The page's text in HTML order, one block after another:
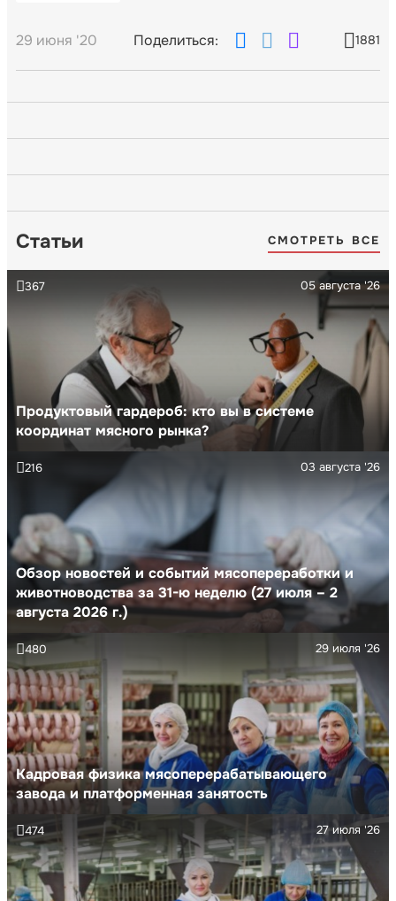
29 июня '20 Поделиться: 1881
Статьи СМОТРЕТЬ ВСЕ
Продуктовый гардероб: кто вы в системе
координат мясного рынка?
05 августа '26
367
Обзор новостей и событий мясопереработки и
животноводства за 31-ю неделю (27 июля – 2
августа 2026 г.)
03 августа '26
216
Кадровая физика мясоперерабатывающего
завода и платформенная занятость
29 июля '26
480
27 июля '26
474